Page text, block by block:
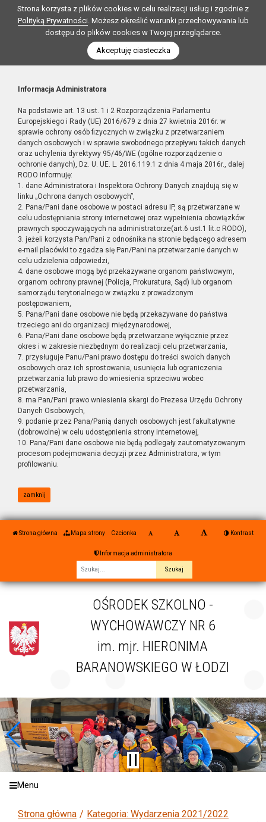
Strona korzysta z plików cookies w celu realizacji usług i zgodnie z
Polityką Prywatności. Możesz określić warunki przechowywania lub
dostępu do plików cookies w Twojej przeglądarce.
Akceptuję ciasteczka
Informacja Administratora
Na podstawie art. 13 ust. 1 i 2 Rozporządzenia Parlamentu
Europejskiego i Rady (UE) 2016/679 z dnia 27 kwietnia 2016r. w
sprawie ochrony osób fizycznych w związku z przetwarzaniem
danych osobowych i w sprawie swobodnego przepływu takich danych
oraz uchylenia dyrektywy 95/46/WE (ogólne rozporządzenie o
ochronie danych), Dz. U. UE. L. 2016.119.1 z dnia 4 maja 2016r., dalej
RODO informuję:
1. dane Administratora i Inspektora Ochrony Danych znajdują się w
linku „Ochrona danych osobowych”,
2. Pana/Pani dane osobowe w postaci adresu IP, są przetwarzane w
celu udostępniania strony internetowej oraz wypełnienia obowiązków
prawnych spoczywających na administratorze(art.6 ust.1 lit.c RODO),
3. jeżeli korzysta Pan/Pani z odnośnika na stronie będącego adresem
e-mail placówki to zgadza się Pan/Pani na przetwarzanie danych w
celu udzielenia odpowiedzi,
4. dane osobowe mogą być przekazywane organom państwowym,
organom ochrony prawnej (Policja, Prokuratura, Sąd) lub organom
samorządu terytorialnego w związku z prowadzonym
postępowaniem,
5. Pana/Pani dane osobowe nie będą przekazywane do państwa
trzeciego ani do organizacji międzynarodowej,
6. Pana/Pani dane osobowe będą przetwarzane wyłącznie przez
okres i w zakresie niezbędnym do realizacji celu przetwarzania,
7. przysługuje Panu/Pani prawo dostępu do treści swoich danych
osobowych oraz ich sprostowania, usunięcia lub ograniczenia
przetwarzania lub prawo do wniesienia sprzeciwu wobec
przetwarzania,
8. ma Pan/Pani prawo wniesienia skargi do Prezesa Urzędu Ochrony
Danych Osobowych,
9. podanie przez Pana/Panią danych osobowych jest fakultatywne
(dobrowolne) w celu udostępnienia strony internetowej,
10. Pana/Pani dane osobowe nie będą podlegały zautomatyzowanym
procesom podejmowania decyzji przez Administratora, w tym
profilowaniu.
zamknij
Strona główna Mapa strony Czcionka Kontrast
Informacja administratora
OŚRODEK SZKOLNO -
WYCHOWAWCZY NR 6
im. mjr. HIERONIMA
BARANOWSKIEGO W ŁODZI
Menu
Strona główna
Kategoria: Wydarzenia 2021/2022